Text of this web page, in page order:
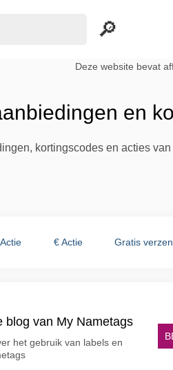
Deze website bevat
en
kortingscodes en acties
€ Actie Gratis
blog van My Nametags
het gebruik van labels en